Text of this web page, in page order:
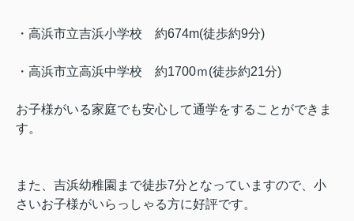
・高浜市立吉浜小学校 約674m(徒歩約9分)
・高浜市立高浜中学校 約1700ｍ(徒歩約21分)
お子様がいる家庭でも安心して通学をすることができま
す。
また、吉浜幼稚園まで徒歩7分となっていますので、小
さいお子様がいらっしゃる方に好評です。